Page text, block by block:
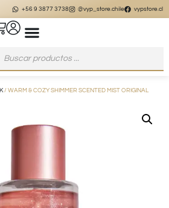
3738 @vyp_store.chile vypstore.cl
/ WARM & COZY SHIMMER SCENTED MIST ORIGINAL